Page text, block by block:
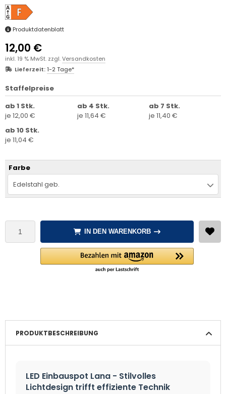
Produktdatenblatt
12,00 €
inkl. 19 % MwSt. zzgl.Versandkosten
Lieferzeit:1-2 Tage*
Staffelpreise
ab 1 Stk.
je 12,00 €
ab 4 Stk.
je 11,64 €
ab 7 Stk.
je 11,40 €
ab 10 Stk.
je 11,04 €
Farbe
Edelstahl geb.
IN DEN WARENKORB
PRODUKTBESCHREIBUNG
LED Einbauspot Lana - Stilvolles
Lichtdesign trifft effiziente Technik